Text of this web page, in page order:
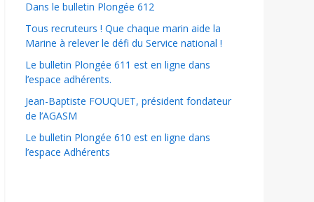
Dans le bulletin Plongée 612
Tous recruteurs ! Que chaque marin aide la
Marine à relever le défi du Service national !
Le bulletin Plongée 611 est en ligne dans
l’espace adhérents.
Jean-Baptiste FOUQUET, président fondateur
de l’AGASM
Le bulletin Plongée 610 est en ligne dans
l’espace Adhérents